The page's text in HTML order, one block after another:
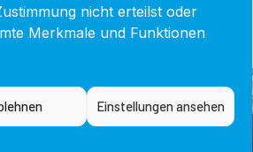
nicht erteilst oder
Merkmale und Funktionen
Einstellungen ansehen